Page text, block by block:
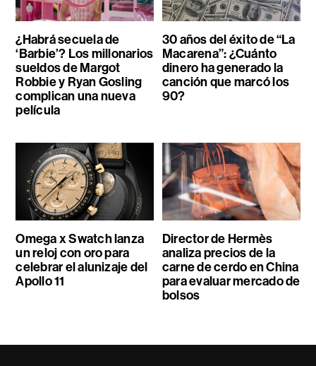
¿Habrá secuela de
‘Barbie’? Los millonarios
sueldos de Margot
Robbie y Ryan Gosling
complican una nueva
película
30 años del éxito de “La
Macarena”: ¿Cuánto
dinero ha generado la
canción que marcó los
90?
Omega x Swatch lanza
un reloj con oro para
celebrar el alunizaje del
Apollo 11
Director de Hermès
analiza precios de la
carne de cerdo en China
para evaluar mercado de
bolsos